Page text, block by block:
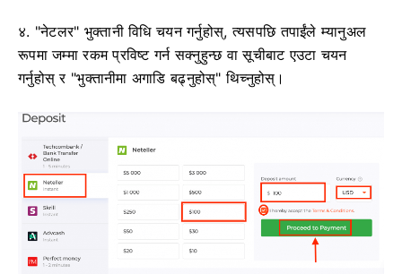
४. "नेटलर" भुक्तानी विधि चयन गर्नुहोस्, त्यसपछि तपाईंले म्यानुअल
रूपमा जम्मा रकम प्रविष्ट गर्न सक्नुहुन्छ वा सूचीबाट एउटा चयन
गर्नुहोस् र "भुक्तानीमा अगाडि बढ्नुहोस्" थिच्नुहोस्।